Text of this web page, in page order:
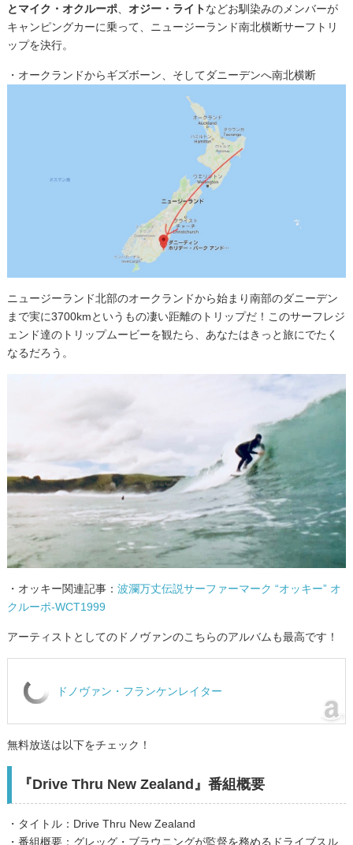
とマイク・オクルーポ、 オジー・ライトなどお馴染みのメンバーが
キャンピングカーに乗って、ニュージーランド南北横断サーフトリ
ップを決行。
・オークランドからギズボーン、そしてダニーデンへ南北横断
ニュージーランド北部のオークランドから始まり南部のダニーデン
まで実に3700kmというもの凄い距離のトリップだ！このサーフレジ
ェンド達のトリップムービーを観たら、あなたはきっと旅にでたく
なるだろう。
・オッキー関連記事： 波瀾万丈伝説サーファーマーク “オッキー” オ
クルーポ-WCT1999
アーティストとしてのドノヴァンのこちらのアルバムも最高です！
ドノヴァン・フランケンレイター
無料放送は以下をチェック！
『Drive Thru New Zealand』番組概要
・タイトル：Drive Thru New Zealand
・番組概要：グレッグ・ブラウニングが監督を務めるドライブスル